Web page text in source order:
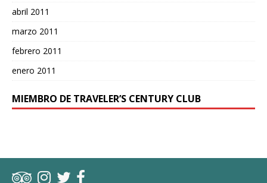
abril 2011
marzo 2011
febrero 2011
enero 2011
MIEMBRO DE TRAVELER’S CENTURY CLUB